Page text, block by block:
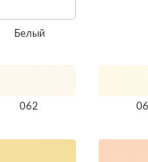
Белый
062